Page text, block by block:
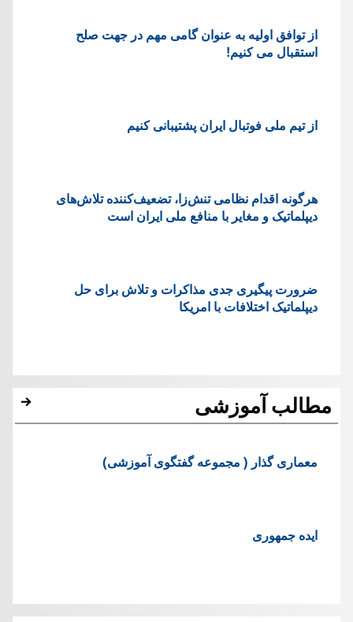
از توافق اولیه به عنوان گامی مهم در جهت صلح
استقبال می کنیم!
از تیم ملی فوتبال ایران پشتیبانی کنیم
هرگونه اقدام نظامی تنش‌زا، تضعیف‌کننده تلاش‌های
دیپلماتیک و مغایر با منافع ملی ایران است
ضرورت پیگیری جدی مذاکرات و تلاش برای حل
دیپلماتیک اختلافات با امریکا
مطالب آموزشی
معماری گذار ( مجموعه گفتگوی آموزشی)
ایده جمهوری